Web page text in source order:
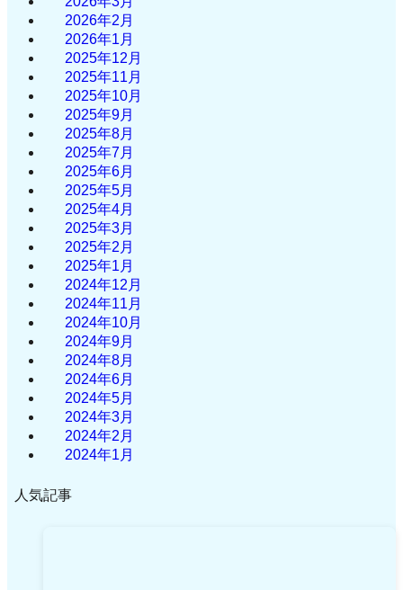
2026年2月
2026年1月
2025年12月
2025年11月
2025年10月
2025年9月
2025年8月
2025年7月
2025年6月
2025年5月
2025年4月
2025年3月
2025年2月
2025年1月
2024年12月
2024年11月
2024年10月
2024年9月
2024年8月
2024年6月
2024年5月
2024年3月
2024年2月
2024年1月
人気記事